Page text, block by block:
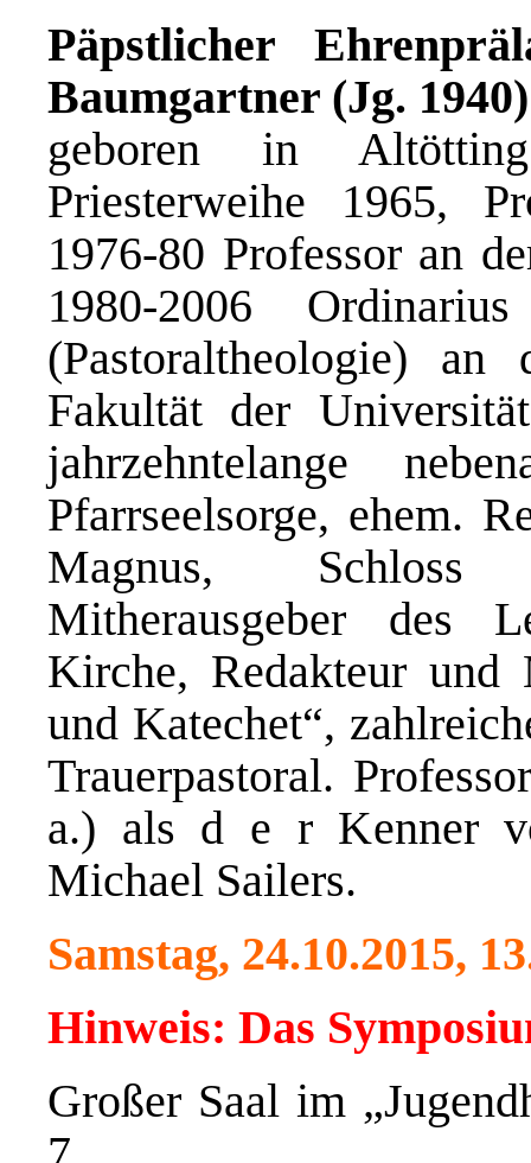
Päpstlicher
Baumgartner (Jg. 1940)
geboren in
Priesterweihe 1965,
1976-80 Professor an
1980-2006
(Pastoraltheologie) an
Fakultät der
jahrzehntelange
Pfarrseelsorge, ehem.
Magnus, Schloss
Mitherausgeber des
Kirche, Redakteur und
und Katechet“,
Trauerpastoral.
a.) als d e r Kenner
Michael Sailers.
Samstag, 24.10.2015,
Hinweis: Das
Großer Saal im